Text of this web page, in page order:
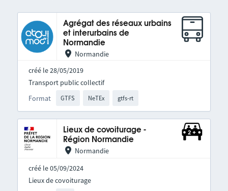
Agrégat des réseaux urbains
et interurbains de
Normandie
Normandie
créé le 28/05/2019
Format GTFS NeTEx gtfs-rt
Transport public collectif
Lieux de covoiturage -
Région Normandie
Normandie
créé le 05/09/2024
Lieux de covoiturage